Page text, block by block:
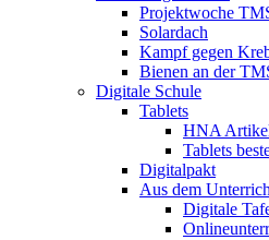
Projektwoche
Solardach
Kampf gegen
Bienen an der
Digitale Schule
Tablets
HNA
Tablets
Digitalpakt
Aus dem
Digitale